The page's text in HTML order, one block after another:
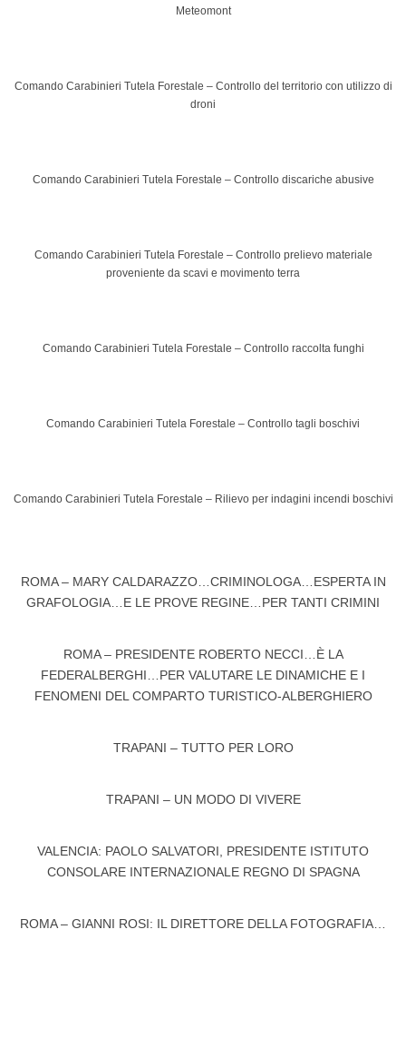
Meteomont
Comando Carabinieri Tutela Forestale – Controllo del territorio con utilizzo di
droni
Comando Carabinieri Tutela Forestale – Controllo discariche abusive
Comando Carabinieri Tutela Forestale – Controllo prelievo materiale
proveniente da scavi e movimento terra
Comando Carabinieri Tutela Forestale – Controllo raccolta funghi
Comando Carabinieri Tutela Forestale – Controllo tagli boschivi
Comando Carabinieri Tutela Forestale – Rilievo per indagini incendi boschivi
ROMA – MARY CALDARAZZO…CRIMINOLOGA…ESPERTA IN
GRAFOLOGIA…E LE PROVE REGINE…PER TANTI CRIMINI
ROMA – PRESIDENTE ROBERTO NECCI…È LA
FEDERALBERGHI…PER VALUTARE LE DINAMICHE E I
FENOMENI DEL COMPARTO TURISTICO-ALBERGHIERO
TRAPANI – TUTTO PER LORO
TRAPANI – UN MODO DI VIVERE
VALENCIA: PAOLO SALVATORI, PRESIDENTE ISTITUTO
CONSOLARE INTERNAZIONALE REGNO DI SPAGNA
ROMA – GIANNI ROSI: IL DIRETTORE DELLA FOTOGRAFIA…